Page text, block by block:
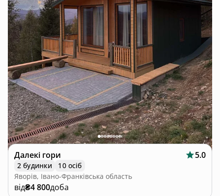
Далекі гори 5.0
2 будинки
10 осіб
Яворів, Івано-Франківська область
від₴4 800доба